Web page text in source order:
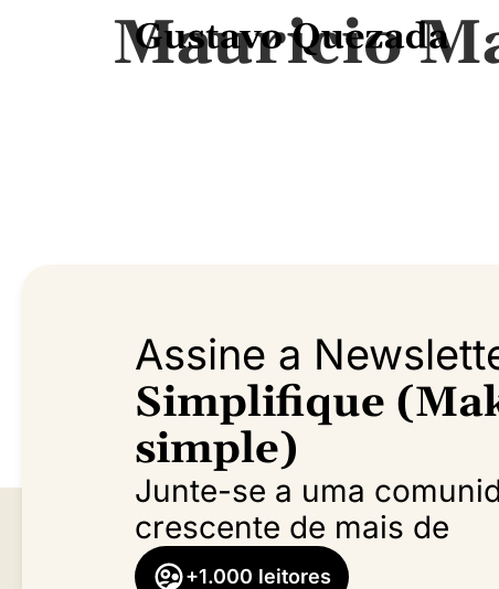
Mauricio
Assine a
Simplifique
simple)
Junte-se a uma
crescente de mais de
+1.000 leitores